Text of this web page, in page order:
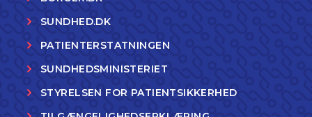
SUNDHED.DK
PATIENTERSTATNINGEN
SUNDHEDSMINISTERIET
STYRELSEN FOR PATIENTSIKKERHED